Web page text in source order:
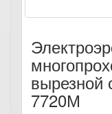
вырезной
7720М